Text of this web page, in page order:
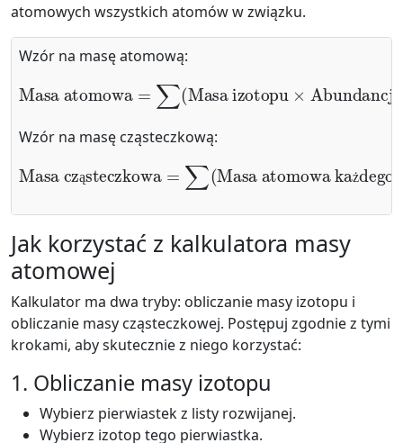
atomowych wszystkich atomów w związku.
Wzór na masę atomową:
Masa atomowa =
Masa izotopu Abundancja względna)
Wzór na masę cząsteczkową:
ą ż
Masa cząsteczkowa=∑(
Masa atomowa każdego pierwiastka×Liczba atomów
Jak korzystać z kalkulatora masy
atomowej
Kalkulator ma dwa tryby: obliczanie masy izotopu i
obliczanie masy cząsteczkowej. Postępuj zgodnie z tymi
krokami, aby skutecznie z niego korzystać:
1. Obliczanie masy izotopu
Wybierz pierwiastek z listy rozwijanej.
Wybierz izotop tego pierwiastka.